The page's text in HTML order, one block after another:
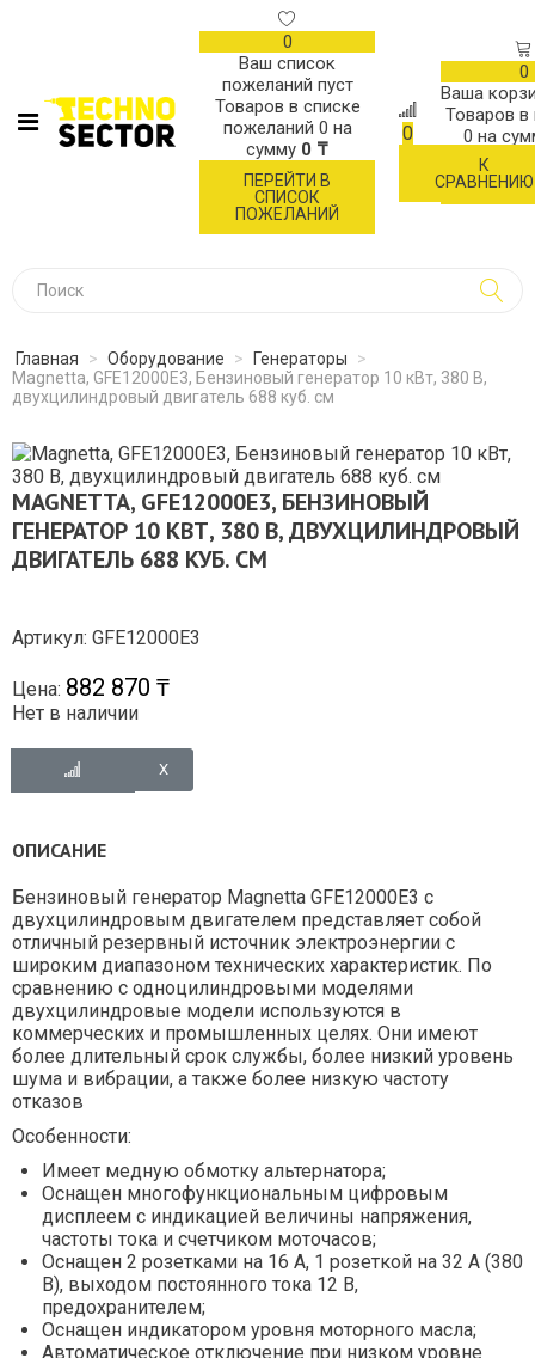
0
Ваш список
пожеланий пуст
Товаров в списке
пожеланий 0 на
сумму 0 ₸
ПЕРЕЙТИ В
СПИСОК
ПОЖЕЛАНИЙ
0
К
СРАВНЕНИЮ
0
Ваша
Товаров в
0 на
Главная > Оборудование > Генераторы
>
Magnetta, GFE12000E3, Бензиновый генератор 10 кВт, 380 В,
двухцилиндровый двигатель 688 куб. см
MAGNETTA, GFE12000E3, БЕНЗИНОВЫЙ
ГЕНЕРАТОР 10 КВТ, 380 В, ДВУХЦИЛИНДРОВЫЙ
ДВИГАТЕЛЬ 688 КУБ. СМ
Артикул: GFE12000E3
Цена: 882 870 ₸
Нет в наличии
ОПИСАНИЕ
Бензиновый генератор Magnetta GFE12000E3 с
двухцилиндровым двигателем представляет собой
отличный резервный источник электроэнергии с
широким диапазоном технических характеристик. По
сравнению с одноцилиндровыми моделями
двухцилиндровые модели используются в
коммерческих и промышленных целях. Они имеют
более длительный срок службы, более низкий уровень
шума и вибрации, а также более низкую частоту
отказов
Особенности:
Имеет медную обмотку альтернатора;
Оснащен многофункциональным цифровым
дисплеем с индикацией величины напряжения,
частоты тока и счетчиком моточасов;
Оснащен 2 розетками на 16 А, 1 розеткой на 32 А (380
В), выходом постоянного тока 12 В,
предохранителем;
Оснащен индикатором уровня моторного масла;
Автоматическое отключение при низком уровне